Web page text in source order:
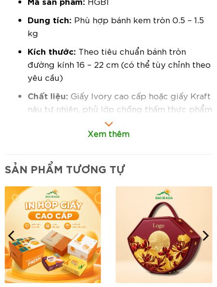
Dung tích: Phù hợp bánh kem tròn 0.5 – 1.5
kg
Kích thước: Theo tiêu chuẩn bánh tròn
đường kính 16 – 22 cm (có thể tùy chỉnh theo
yêu cầu)
Chất liệu: Giấy Ivory cao cấp hoặc giấy Kraft
nâu tự nhiên, phủ lớp chống thấm thực phẩm
2 phần tách rời (đế + nắp trùm), có
cửa sổ mica/PET trong suốt tùy chọn
Hình dáng:
cấu vững chắc, dễ mở và bảo vệ bánh
nguyên vẹn
In ấn:Nhận in logo, thương hiệu, họa tiết
hoặc thiết kế riêng theo yêu cầu khách hàng
Đặc điểm nổi bật:
Thiết kế chắc chắn – tiện dụng:Bảo vệ
bánh nguyên vẹn khi di chuyển, dễ đóng mở.
Xem thêm
SẢN PHẨM TƯƠNG TỰ